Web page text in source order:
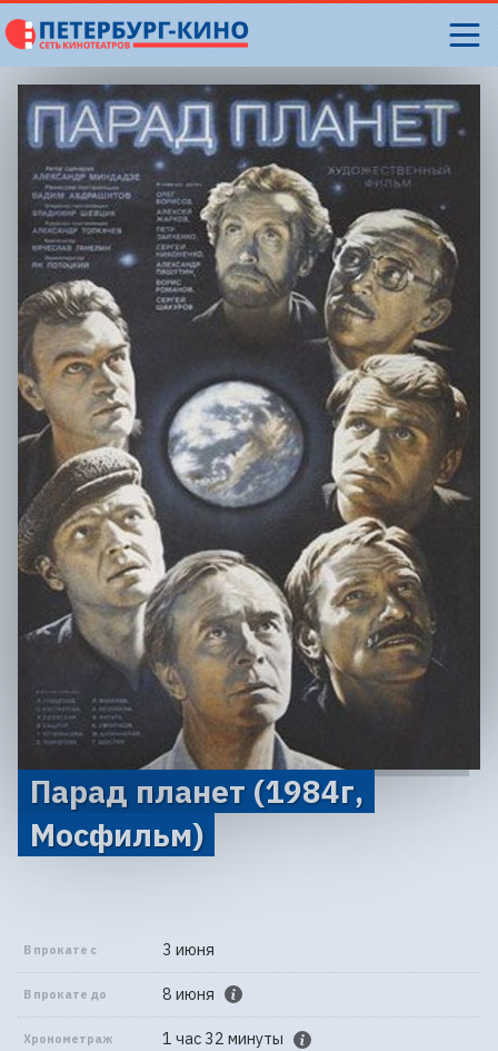
Парад планет (1984г,
Мосфильм)
В прокате с 3 июня
В прокате до 8 июня
Хронометраж 1 час 32 минуты